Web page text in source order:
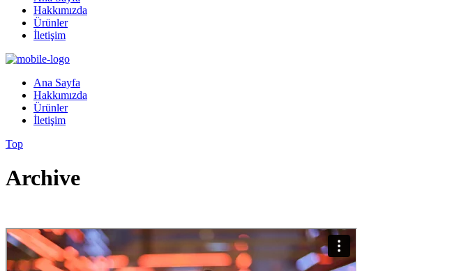
Hakkımızda
Ürünler
İletişim
Ana Sayfa
Hakkımızda
Ürünler
İletişim
Top
Archive